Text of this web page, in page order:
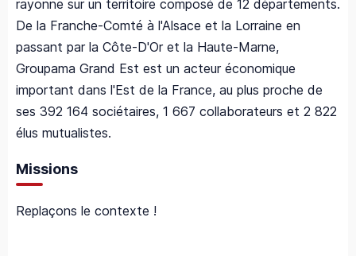
rayonne sur un territoire composé de 12 départements.
De la Franche-Comté à l'Alsace et la Lorraine en
passant par la Côte-D'Or et la Haute-Marne,
Groupama Grand Est est un acteur économique
important dans l'Est de la France, au plus proche de
ses 392 164 sociétaires, 1 667 collaborateurs et 2 822
élus mutualistes.
Missions
Replaçons le contexte !